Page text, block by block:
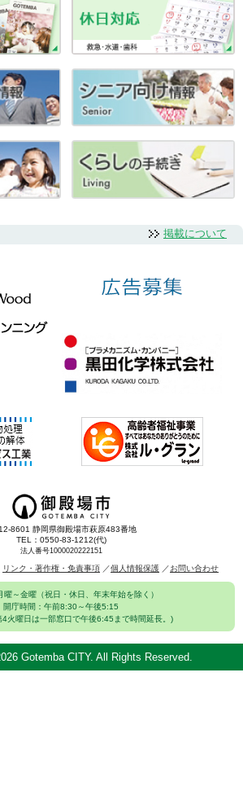
掲載について
8601 静岡県御殿場市萩原483番地
TEL：0550-83-1212(代)
法人番号1000020222151
リンク・著作権・免責事項 個人情報保護 お問い合わせ
曜～金曜（祝日・休日、年末年始を除く）
開庁時間：午前8:30～午後5:15
4火曜日は一部窓口で午後6:45まで時間延長。)
Gotemba CITY. All Rights Reserved.